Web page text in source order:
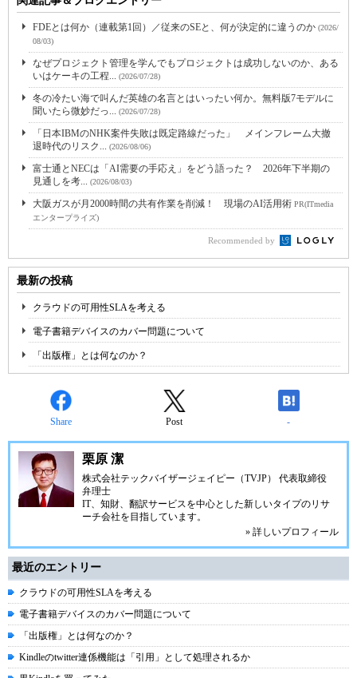
FDEとは何か（連載第1回）／従来のSEと、何が決定的に違うのか (2026/
08/03)
なぜプロジェクト管理を学んでもプロジェクトは成功しないのか、ある
いはケーキの工程... (2026/07/28)
冬の冷たい海で叫んだ英雄の名言とはいったい何か。無料版7モデルに
聞いたら微妙だっ... (2026/07/28)
「日本IBMのNHK案件失敗は既定路線だった」 メインフレーム大撤
退時代のリスク... (2026/08/06)
富士通とNECは「AI需要の手応え」をどう語った？ 2026年下半期の
見通しを考... (2026/08/03)
大阪ガスが月2000時間の共有作業を削減！ 現場のAI活用術 PR(ITmedia
エンタープライズ)
Recommended by
最新の投稿
クラウドの可用性SLAを考える
電子書籍デバイスのカバー問題について
「出版権」とは何なのか？
Share Post -
栗原 潔
株式会社テックバイザージェイピー（TVJP） 代表取締役
弁理士
IT、知財、翻訳サービスを中心とした新しいタイプのリサ
ーチ会社を目指しています。
» 詳しいプロフィール
最近のエントリー
クラウドの可用性SLAを考える
電子書籍デバイスのカバー問題について
「出版権」とは何なのか？
Kindleのtwitter連係機能は「引用」として処理されるか